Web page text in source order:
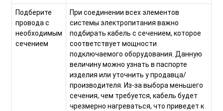
Подберите
провода с
необходимым
сечением
При соединении всех элементов
системы электропитания важно
подбирать кабель с сечением, которое
соответствует мощности
подключаемого оборудования. Данную
величину можно узнать в паспорте
изделия или уточнить у продавца/
производителя. Из-за выбора меньшего
сечения, чем требуется, кабель будет
чрезмерно нагреваться, что приведет к